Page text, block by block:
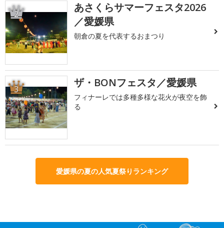
2
あさくらサマーフェスタ2026
／愛媛県
朝倉の夏を代表するおまつり
3 ザ・BONフェスタ／愛媛県
フィナーレでは多種多様な花火が夜空を飾
る
愛媛県の夏の人気夏祭りランキング